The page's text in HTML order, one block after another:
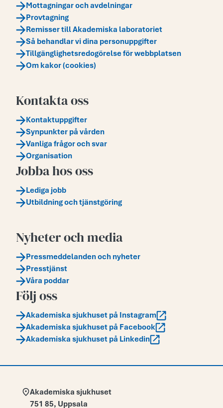
Mottagningar och avdelningar
Provtagning
Remisser till Akademiska laboratoriet
Så behandlar vi dina personuppgifter
Tillgänglighetsredogörelse för webbplatsen
Om kakor (cookies)
Kontakta oss
Kontaktuppgifter
Synpunkter på vården
Vanliga frågor och svar
Organisation
Jobba hos oss
Lediga jobb
Utbildning och tjänstgöring
Nyheter och media
Pressmeddelanden och nyheter
Presstjänst
Våra poddar
Följ oss
Akademiska sjukhuset på Instagram
Akademiska sjukhuset på Facebook
Akademiska sjukhuset på Linkedin
Adress:
Akademiska sjukhuset
751 85, Uppsala